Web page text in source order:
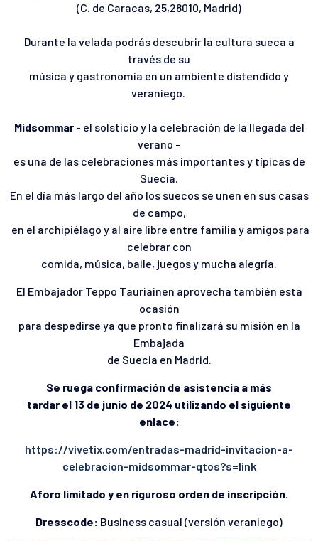
(C. de Caracas, 25,28010, Madrid)
Durante la velada podrás descubrir la cultura sueca a
través de su
música y gastronomía en un ambiente distendido y
veraniego.
Midsommar - el solsticio y la celebración de la llegada del
verano -
es una de las celebraciones más importantes y típicas de
Suecia.
En el día más largo del año los suecos se unen en sus casas
de campo,
en el archipiélago y al aire libre entre familia y amigos para
celebrar con
comida, música, baile, juegos y mucha alegría.
El Embajador Teppo Tauriainen aprovecha también esta
ocasión
para despedirse ya que pronto finalizará su misión en la
Embajada
de Suecia en Madrid.
Se ruega confirmación de asistencia a más
tardar el 13 de junio de 2024 utilizando el siguiente
enlace:
https://vivetix.com/entradas-madrid-invitacion-a-
celebracion-midsommar-qtos?s=link
Aforo limitado y en riguroso orden de inscripción.
Dresscode: Business casual (versión veraniego)